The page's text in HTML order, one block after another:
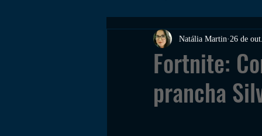
FICÇÃO TERROR PC
TRAILER PLATAFORMA
Fortnite:
prancha
Natália Martin 26 de